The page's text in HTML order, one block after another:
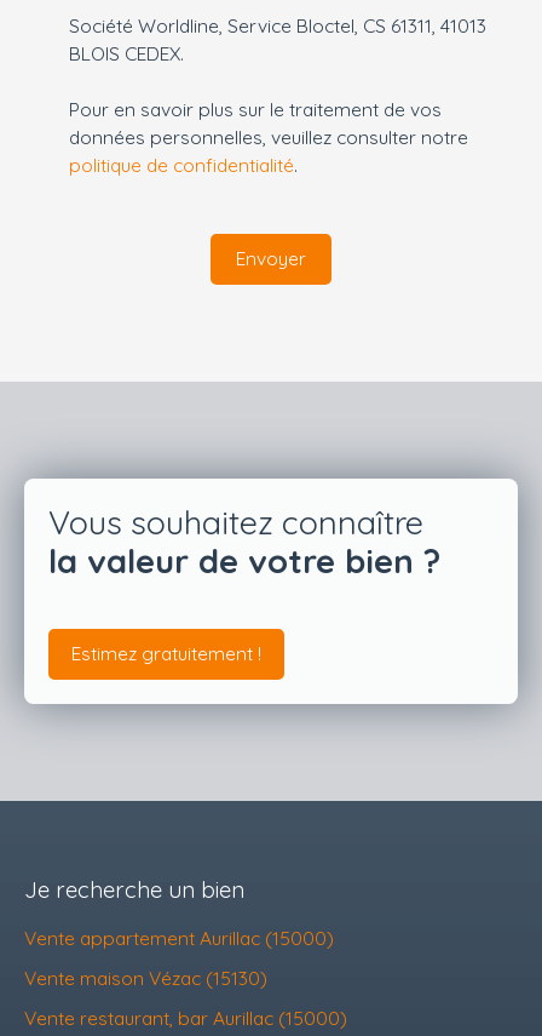
Société Worldline, Service Bloctel, CS 61311, 41013
BLOIS CEDEX.
Pour en savoir plus sur le traitement de vos
données personnelles, veuillez consulter notre
politique de confidentialité.
Envoyer
Vous souhaitez connaître
la valeur de votre bien ?
Estimez gratuitement !
Je recherche un bien
Vente appartement Aurillac (15000)
Vente maison Vézac (15130)
Vente restaurant, bar Aurillac (15000)